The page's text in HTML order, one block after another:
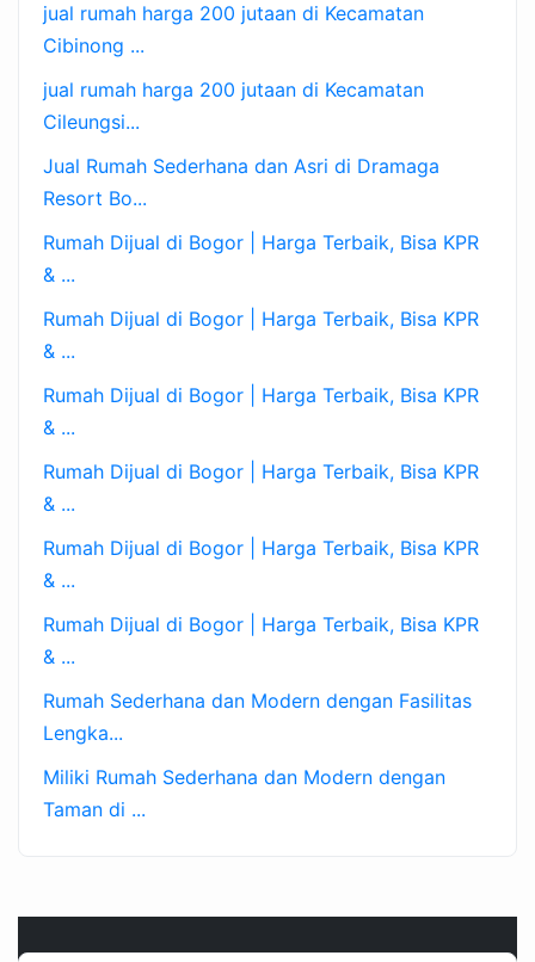
jual rumah harga 200 jutaan di Kecamatan
Cibinong ...
jual rumah harga 200 jutaan di Kecamatan
Cileungsi...
Jual Rumah Sederhana dan Asri di Dramaga
Resort Bo...
Rumah Dijual di Bogor | Harga Terbaik, Bisa KPR
& ...
Rumah Dijual di Bogor | Harga Terbaik, Bisa KPR
& ...
Rumah Dijual di Bogor | Harga Terbaik, Bisa KPR
& ...
Rumah Dijual di Bogor | Harga Terbaik, Bisa KPR
& ...
Rumah Dijual di Bogor | Harga Terbaik, Bisa KPR
& ...
Rumah Dijual di Bogor | Harga Terbaik, Bisa KPR
& ...
Rumah Sederhana dan Modern dengan Fasilitas
Lengka...
Miliki Rumah Sederhana dan Modern dengan
Taman di ...